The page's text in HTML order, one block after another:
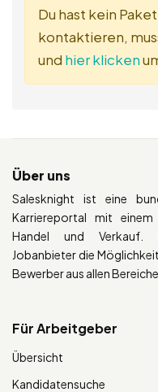
Du hast kein
kontaktieren,
und hier klicken
Über uns
Salesknight ist eine
Karriereportal mit
Handel und Verkauf.
Jobanbieter die
Bewerber aus allen
Für Arbeitgeber
Übersicht
Kandidatensuche